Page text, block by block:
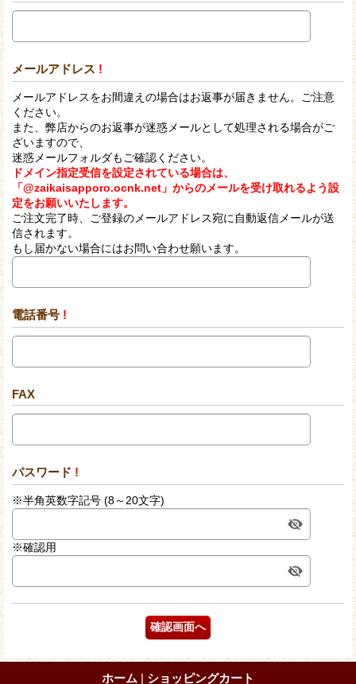
メールアドレス !
メールアドレスをお間違えの場合はお返事が届きません。ご注意
ください。
また、弊店からのお返事が迷惑メールとして処理される場合がご
ざいますので、
迷惑メールフォルダもご確認ください。
ドメイン指定受信を設定されている場合は、
「@zaikaisapporo.ocnk.net」からのメールを受け取れるよう設
定をお願いいたします。
ご注文完了時、ご登録のメールアドレス宛に自動返信メールが送
信されます。
もし届かない場合にはお問い合わせ願います。
電話番号 !
FAX
パスワード !
※半角英数字記号 (8～20文字)
※確認用
ホーム | ショッピングカート